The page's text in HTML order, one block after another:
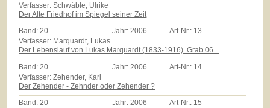
Verfasser: Schwäble, Ulrike
Der Alte Friedhof im Spiegel seiner Zeit
Band:20 Jahr:2006 Art-Nr.: 13
Verfasser: Marquardt, Lukas
Der Lebenslauf von Lukas Marquardt (1833-1916). Grab 06...
Band: 20 Jahr: 2006 Art-Nr.: 14
Verfasser: Zehender, Karl
Der Zehender - Zehnder oder Zehender ?
Band:20 Jahr:2006 Art-Nr.: 15